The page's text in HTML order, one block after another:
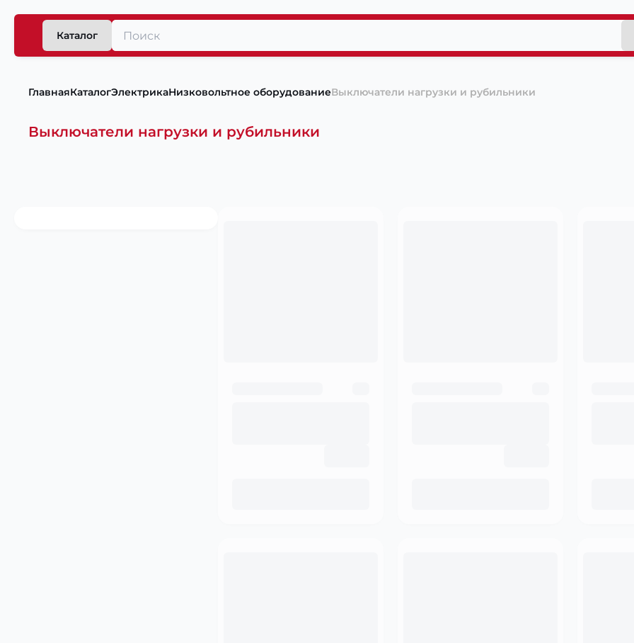
Каталог
ГлавнаяКаталогЭлектрикаНизковольтное оборудованиеВыключатели нагрузки и рубильники
Выключатели нагрузки и рубильники